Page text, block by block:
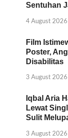
Sentuhan
4 August 2026
Film
Poster,
Disabilitas
3 August 2026
Iqbal Aria
Lewat
Sulit
3 August 2026